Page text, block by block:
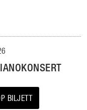
BILJETT